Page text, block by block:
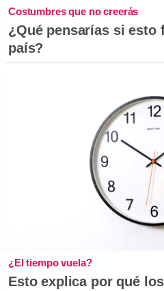
Costumbres que no creerás
¿Qué pensarías si esto
país?
¿El tiempo vuela?
Esto explica por qué